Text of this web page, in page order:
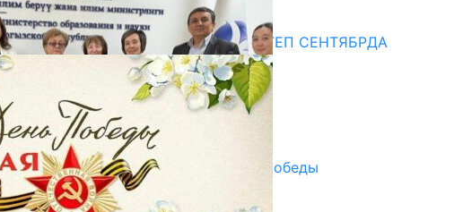
Медиа
СУЗАКТА 750 ОРУНДУУ МЕКТЕП СЕНТЯБРДА
ПАЙДАЛАНУУГА БЕРИЛЕТ
07.08.2025
Улуу Жеңиштин жандуу сөзү
29.04.2025
Награды в преддверии Дня Победы
29.04.2025